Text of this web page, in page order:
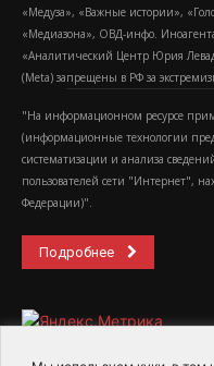
«Медуза», «Важные истории»,
«Медиазона», ОВД-инфо.
«Аналитический Центр Юрия
(Metа) запрещены в РФ за
"На информационном ресурсе
(информационные технологии
систематизации и анализа
пользователей сети "Интернет",
Федерации)".
Подробнее